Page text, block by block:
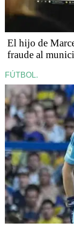
​​​​​El hijo de
fraude al
FÚTBOL.